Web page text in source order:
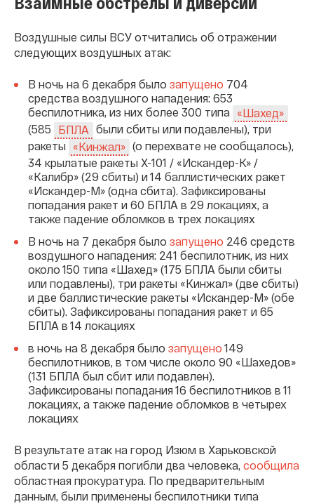
Воздушные силы ВСУ отчитались об отражении
следующих воздушных атак:
В ночь на 6 декабря было запущено 704
средства воздушного нападения: 653
беспилотника, из них более 300 типа
«Шахед»
(585
БПЛА были сбиты или подавлены), три
ракеты
«Кинжал» (о перехвате не сообщалось),
34 крылатые ракеты Х-101 / «Искандер-К» /
«Калибр» (29 сбиты) и 14 баллистических ракет
«Искандер-М» (одна сбита). Зафиксированы
попадания ракет и 60 БПЛА в 29 локациях, а
также падение обломков в трех локациях
В ночь на 7 декабря было запущено 246 средств
воздушного нападения: 241 беспилотник, из них
около 150 типа «Шахед» (175 БПЛА были сбиты
или подавлены), три ракеты «Кинжал» (две сбиты)
и две баллистические ракеты «Искандер-М» (обе
сбиты). Зафиксированы попадания ракет и 65
БПЛА в 14 локациях
в ночь на 8 декабря было запущено 149
беспилотников, в том числе около 90 «Шахедов»
(131 БПЛА был сбит или подавлен).
Зафиксированы попадания 16 беспилотников в 11
локациях, а также падение обломков в четырех
локациях
В результате атак на город Изюм в Харьковской
области 5 декабря погибли два человека, сообщила
областная прокуратура. По предварительным
данным, были применены беспилотники типа